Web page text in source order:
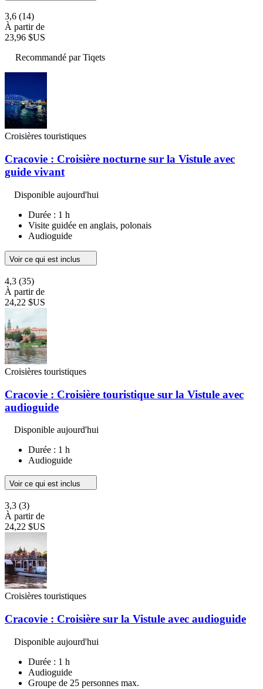
3,6 (14)
À partir de
23,96 $US
Recommandé par Tiqets
Croisières touristiques
Cracovie : Croisière nocturne sur la Vistule avec
guide vivant
Disponible aujourd'hui
Durée : 1 h
Visite guidée en anglais, polonais
Audioguide
Voir ce qui est inclus
4,3 (35)
À partir de
24,22 $US
Croisières touristiques
Cracovie : Croisière touristique sur la Vistule avec
audioguide
Disponible aujourd'hui
Durée : 1 h
Audioguide
Voir ce qui est inclus
3,3 (3)
À partir de
24,22 $US
Croisières touristiques
Cracovie : Croisière sur la Vistule avec audioguide
Disponible aujourd'hui
Durée : 1 h
Audioguide
Groupe de 25 personnes max.